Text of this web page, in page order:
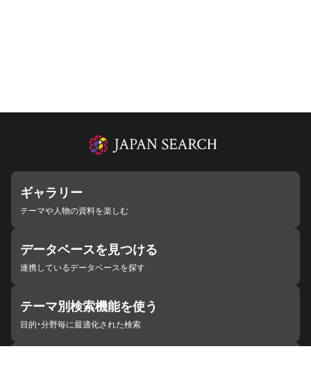
ギャラリー
テーマや人物の資料を楽しむ
データベースを見つける
連携しているデータベースを探す
テーマ別検索機能を使う
目的・分野毎に最適化された検索